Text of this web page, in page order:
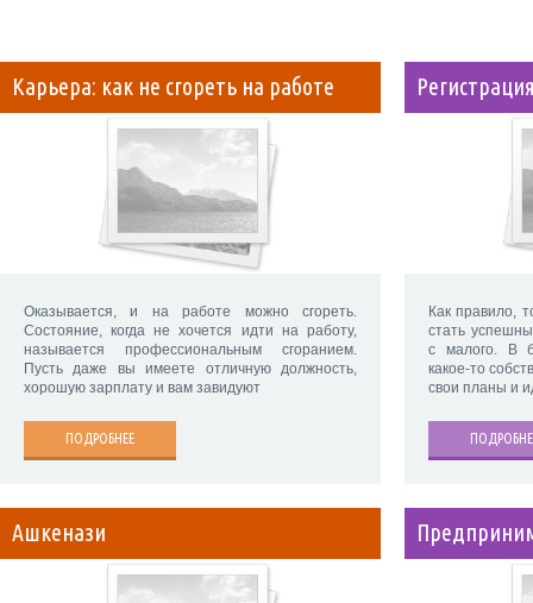
Карьера: как не сгореть на работе
Оказывается, и на работе можно сгореть.
Состояние, когда не хочется идти на работу,
называется профессиональным сгоранием.
Пусть даже вы имеете отличную должность,
хорошую зарплату и вам завидуют
ПОДРОБНЕЕ
Как правило,
стать
с малого. В
какое-то
свои планы и
Ашкенази